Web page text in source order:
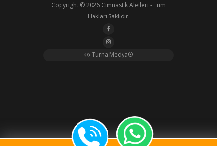
Copyright © 2026 Cimnastik Aletleri - Tüm
Hakları Saklıdır.
Turna Medya®